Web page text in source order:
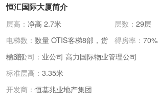
恒汇国际大厦简介
层高： 净高 2.7米 层数： 29层
电梯数： 数量 OTIS客梯8部，货
梯3部
得房率： 70%
物业公司： 业公司 高力国际物业管理公司
标准层高： 3.35米
开发商：恒基兆业地产集团